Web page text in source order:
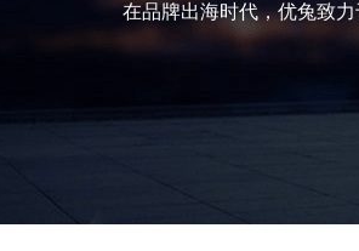
在品牌出海时代，优兔致